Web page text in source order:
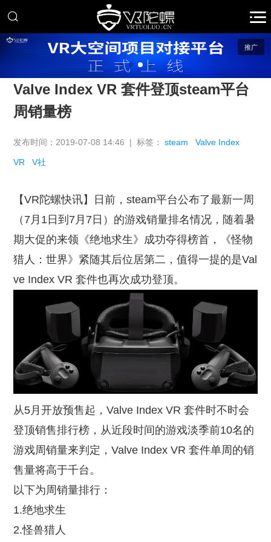
推广
Valve Index VR 套件登顶steam平台
周销量榜
发布时间：2019-07-08 14:46 | 标签：steam Valve Index
VR V社
【VR陀螺快讯】日前，steam平台公布了最新一周
（7月1日到7月7日）的游戏销量排名情况，随着暑
期大促的来领《绝地求生》成功夺得榜首，《怪物
猎人：世界》紧随其后位居第二，值得一提的是Val
ve Index VR 套件也再次成功登顶。
从5月开放预售起，Valve Index VR 套件时不时会
登顶销售排行榜，从近段时间的游戏淡季前10名的
游戏周销量来判定，Valve Index VR 套件单周的销
售量将高于千台。
以下为周销量排行：
1.绝地求生
2.怪兽猎人